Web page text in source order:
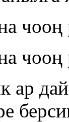
чооң
чооң
ар